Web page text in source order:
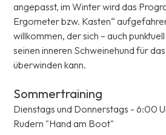
angepasst, im Winter wird das
Ergometer bzw. Kasten“
willkommen, der sich – auch
seinen inneren Schweinehund für
überwinden kann.
Sommertraining
Dienstags und Donnerstags - 6:00
Rudern "Hand am Boot"